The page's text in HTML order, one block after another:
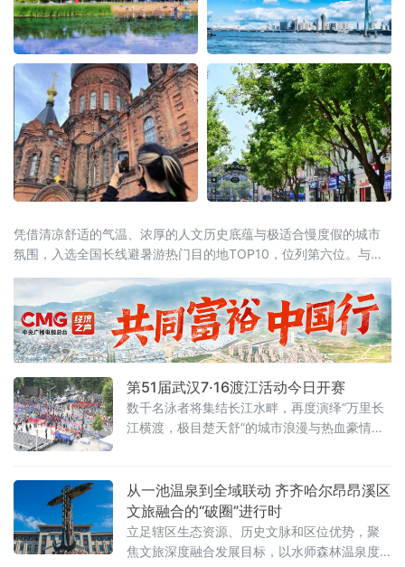
凭借清凉舒适的气温、浓厚的人文历史底蕴与极适合慢度假的城市
氛围，入选全国长线避暑游热门目的地TOP10，位列第六位。与此
双上榜，让“避暑胜地·清凉龙江”的品牌在这个夏天格外耀眼。“天然
空调”是最硬核的底牌当全国多地持续“炙烤”模式，哈尔滨的清凉堪
称
第51届武汉7·16渡江活动今日开赛
数千名泳者将集结长江水畔，再度演绎“万里长
江横渡，极目楚天舒”的城市浪漫与热血豪情。
性与全民参与性。参赛选手均在武昌汉阳门1号
明口码头下水，个人抢渡长江挑战赛至汉阳南
岸嘴起水，全程游程约1800米，经过十
从一池温泉到全域联动 齐齐哈尔昂昂溪区
文旅融合的“破圈”进行时
立足辖区生态资源、历史文脉和区位优势，聚
焦文旅深度融合发展目标，以水师森林温泉度